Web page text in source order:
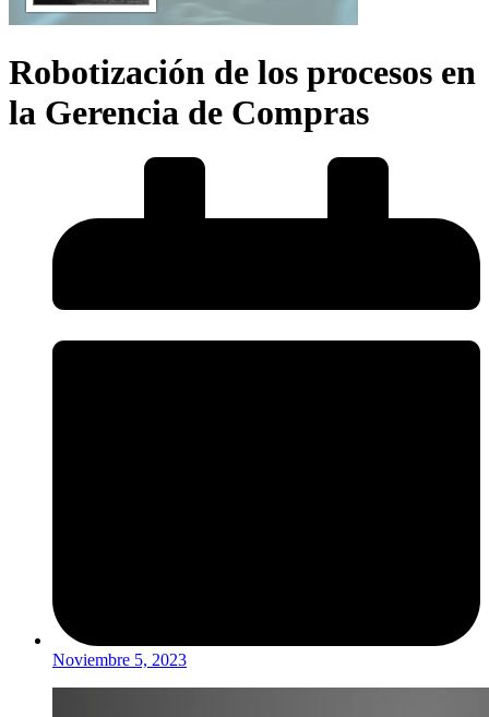
Robotización de los procesos en
la Gerencia de Compras
Noviembre 5, 2023